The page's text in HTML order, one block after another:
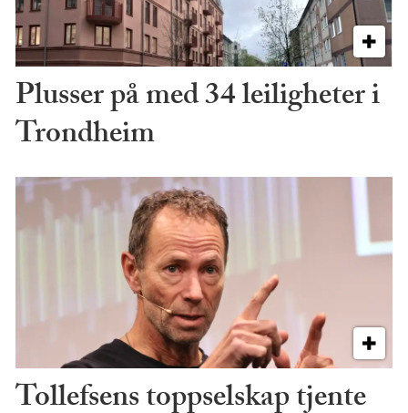
Plusser på med 34 leiligheter i
Trondheim
Tollefsens toppselskap tjente